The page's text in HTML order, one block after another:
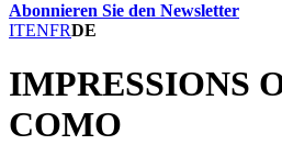
Abonnieren Sie den Newsletter
ITENFRDE
IMPRESSIONS
COMO